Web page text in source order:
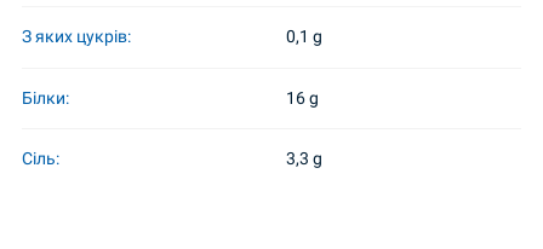
З яких цукрів: 0,1 g
Білки: 16 g
Сіль: 3,3 g